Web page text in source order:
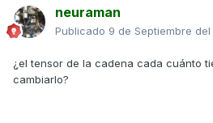
neuraman
Publicado 9 de Septiembre del
¿el tensor de la cadena cada cuánto
cambiarlo?